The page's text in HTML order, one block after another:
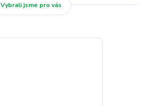
Vybrali jsme pro vás